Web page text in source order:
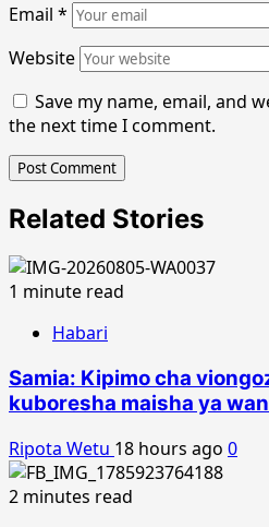
Email *
Website
Save my name, email, and
the next time I comment.
Related Stories
1 minute read
Habari
Samia: Kipimo cha
kuboresha maisha ya
Ripota Wetu 18 hours ago 0
2 minutes read